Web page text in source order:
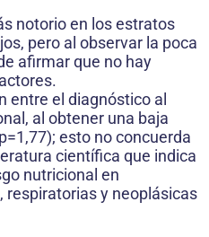
notorio en los estratos
pero al observar la poca
afirmar que no hay
entre el diagnóstico al
al obtener una baja
esto no concuerda
científica que indica
nutricional en
y neoplásicas